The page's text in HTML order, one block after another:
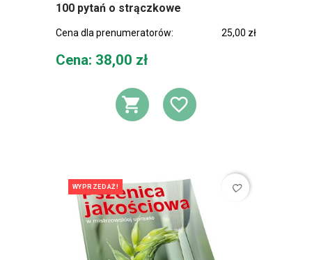
100 pytań o strączkowe
Cena dla prenumeratorów: 25,00 zł
Cena
Cena: 38,00 zł
DODAJ DO
DODAJ DO
WYPRZEDAŻ! favorite_border